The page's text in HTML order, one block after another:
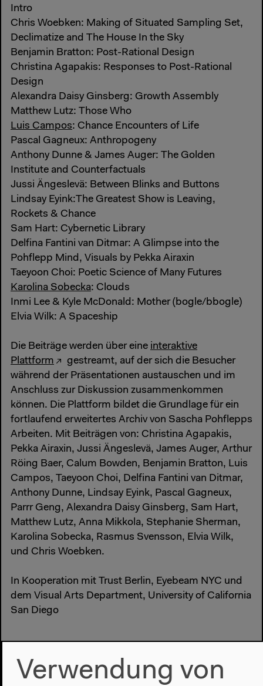
Intro
Chris Woebken: Making of Situated Sampling Set,
Declimatize and The House In the Sky
Benjamin Bratton: Post-Rational Design
Christina Agapakis: Responses to Post-Rational
Design
Alexandra Daisy Ginsberg: Growth Assembly
Matthew Lutz: Those Who
Luis Campos: Chance Encounters of Life
Pascal Gagneux: Anthropogeny
Anthony Dunne & James Auger: The Golden
Institute and Counterfactuals
Jussi Ängeslevä: Between Blinks and Buttons
Lindsay Eyink:The Greatest Show is Leaving,
Rockets & Chance
Sam Hart: Cybernetic Library
Delfina Fantini van Ditmar: A Glimpse into the
Pohflepp Mind, Visuals by Pekka Airaxin
Taeyoon Choi: Poetic Science of Many Futures
Karolina Sobecka: Clouds
Inmi Lee & Kyle McDonald: Mother (bogle/bbogle)
Elvia Wilk: A Spaceship
Die Beiträge werden über eine interaktive
Plattform
gestreamt, auf der sich die Besucher
während der Präsentationen austauschen und im
Anschluss zur Diskussion zusammenkommen
können. Die Plattform bildet die Grundlage für ein
fortlaufend erweitertes Archiv von Sascha Pohflepps
Arbeiten. Mit Beiträgen von: Christina Agapakis,
Pekka Airaxin, Jussi Ängeslevä, James Auger, Arthur
Röing Baer, Calum Bowden, Benjamin Bratton, Luis
Campos, Taeyoon Choi, Delfina Fantini van Ditmar,
Anthony Dunne, Lindsay Eyink, Pascal Gagneux,
Parrr Geng, Alexandra Daisy Ginsberg, Sam Hart,
Matthew Lutz, Anna Mikkola, Stephanie Sherman,
Karolina Sobecka, Rasmus Svensson, Elvia Wilk,
und Chris Woebken.
In Kooperation mit Trust Berlin, Eyebeam NYC und
dem Visual Arts Department, University of California
San Diego
Verwendung von